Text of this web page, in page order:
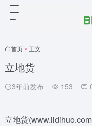
首页 • 正文
立地货
3年前发布 153
立地货